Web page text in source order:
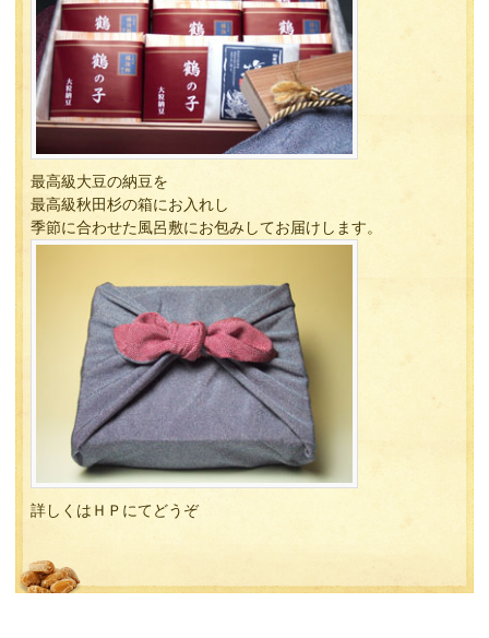
最高級大豆の納豆を
最高級秋田杉の箱にお入れし
季節に合わせた風呂敷にお包みしてお届けします。
詳しくはＨＰにてどうぞ